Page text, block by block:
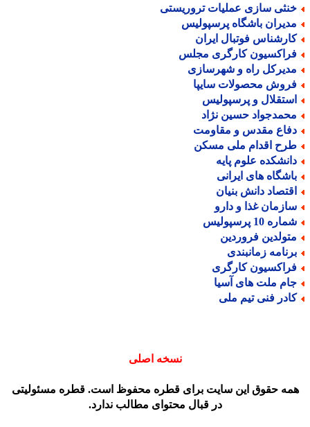
سازی عملیات تروریستی
باشگاه پرسپولیس
فوتبال ایران
کارگری مجلس
راه و شهرسازی
محصولات سایپا
و پرسپولیس
حسین نژاد
مقدس و مقاومت
اقدام ملی مسکن
علوم پایه
های ایرانی
دانش بنیان
غذا و دارو
10 پرسپولیس
فروردین
زمانبندی
کارگری
ملت های آسیا
فنی تیم ملی
نسخه اصلی
حقوق این سایت برای قطره محفوظ است. قطره مسئولیتی
در قبال محتوای مطالب ندارد.